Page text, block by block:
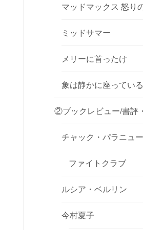
マッドマックス 怒り
ミッドサマー
メリーに首ったけ
象は静かに座っている
②ブックレビュー/書評
チャック・パラニュ
ファイトクラブ
ルシア・ベルリン
今村夏子